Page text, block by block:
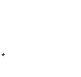
*Povinné